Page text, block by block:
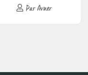
Par Avner